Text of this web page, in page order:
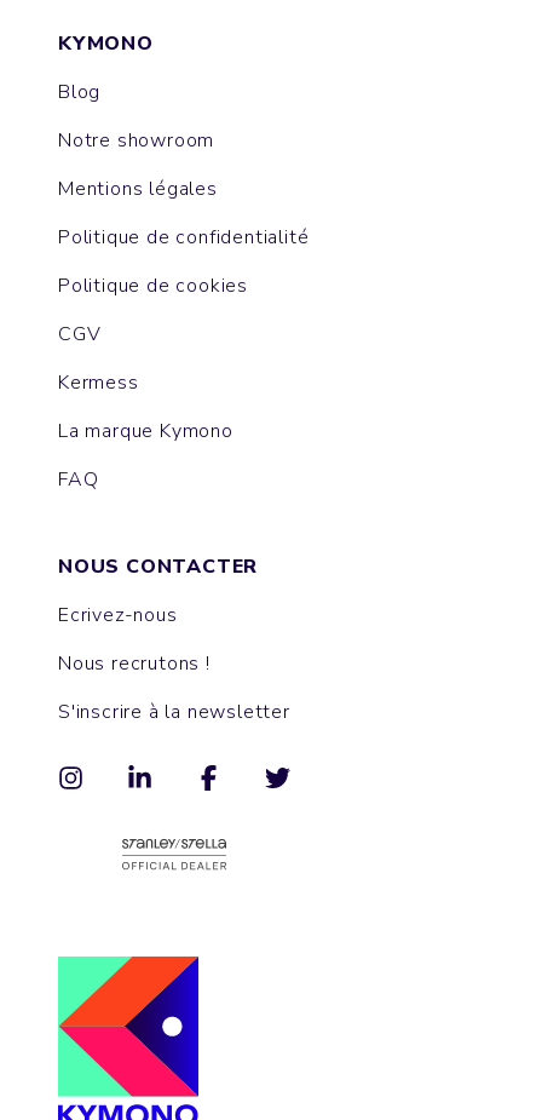
KYMONO
Blog
Notre showroom
Mentions légales
Politique de confidentialité
Politique de cookies
CGV
Kermess
La marque Kymono
FAQ
NOUS CONTACTER
Ecrivez-nous
Nous recrutons !
S'inscrire à la newsletter